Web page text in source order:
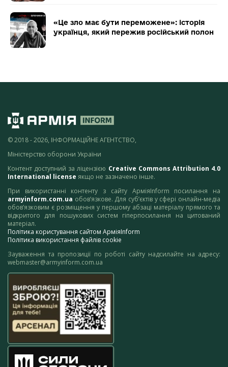
«Це зло має бути переможене»: історія
українця, який пережив російський полон
© 2018 - 2026, ІНФОРМАЦІЙНЕ АГЕНТСТВО,
Міністерство оборони України
Контент доступний за ліцензією Creative Commons Attribution 4.0
International license якщо не зазначено інше.
При використанні контенту з сайту АрміяInform посилання на
armyinform.com.ua обов’язкове. Для суб’єктів у сфері онлайн-медіа
обов’язковим є розміщення у першому абзаці матеріалу прямого та
відкритого для пошукових систем гіперпосилання на цитований
матеріал.
Політика користування сайтом АрміяInform
Політика використання файлів cookie
Зауваження та пропозиції по роботі сайту надсилайте на адресу:
webmaster@armyinform.com.ua